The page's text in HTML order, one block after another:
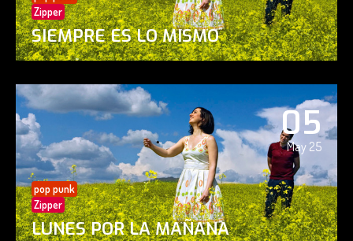
Zipper
SIEMPRE ES LO MISMO
05
May 25
pop punk
Zipper
LUNES POR LA MAÑANA